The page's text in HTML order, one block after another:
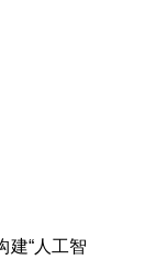
建“人工智